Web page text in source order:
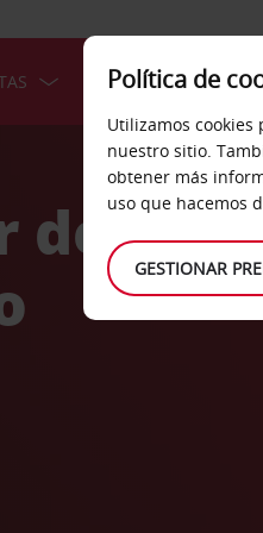
COCHES
de
Política de
Utilizamos
nuestro sitio.
obtener más
uso que hacemos
GESTIONAR